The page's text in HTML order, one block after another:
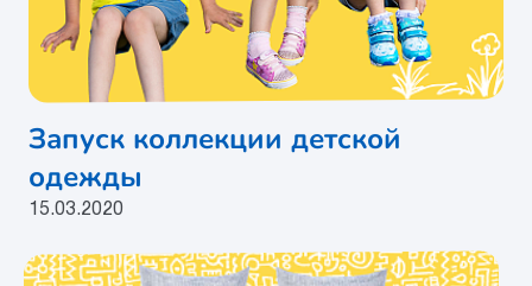
Запуск коллекции детской
одежды
15.03.2020